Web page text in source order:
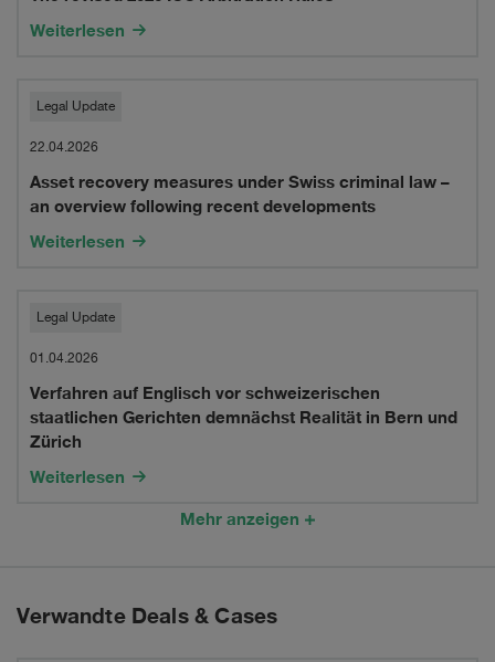
ICC
Rules
Weiterlesen
Asset
recovery
measures
under
criminal
law
–
an
overview
Legal Update
22.04.2026
Asset recovery measures under Swiss criminal law –
an overview following recent developments
Weiterlesen
Verfahren
auf
Englisch
vor
schweizerischen
staatlichen
demnächst
Legal Update
01.04.2026
Verfahren auf Englisch vor schweizerischen
staatlichen Gerichten demnächst Realität in Bern und
Zürich
Weiterlesen
Mehr anzeigen
Verwandte Deals & Cases